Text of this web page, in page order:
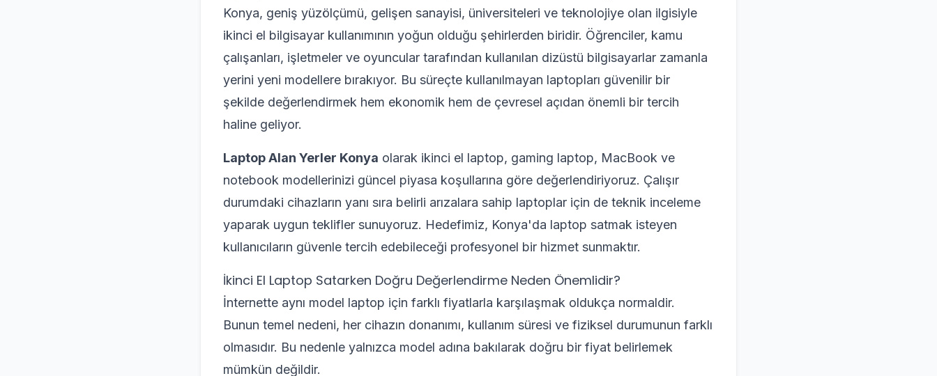
Konya, geniş yüzölçümü, gelişen sanayisi, üniversiteleri ve teknolojiye olan ilgisiyle
ikinci el bilgisayar kullanımının yoğun olduğu şehirlerden biridir. Öğrenciler, kamu
çalışanları, işletmeler ve oyuncular tarafından kullanılan dizüstü bilgisayarlar zamanla
yerini yeni modellere bırakıyor. Bu süreçte kullanılmayan laptopları güvenilir bir
şekilde değerlendirmek hem ekonomik hem de çevresel açıdan önemli bir tercih
haline geliyor.
Laptop Alan Yerler Konya olarak ikinci el laptop, gaming laptop, MacBook ve
notebook modellerinizi güncel piyasa koşullarına göre değerlendiriyoruz. Çalışır
durumdaki cihazların yanı sıra belirli arızalara sahip laptoplar için de teknik inceleme
yaparak uygun teklifler sunuyoruz. Hedefimiz, Konya'da laptop satmak isteyen
kullanıcıların güvenle tercih edebileceği profesyonel bir hizmet sunmaktır.
İkinci El Laptop Satarken Doğru Değerlendirme Neden Önemlidir?
İnternette aynı model laptop için farklı fiyatlarla karşılaşmak oldukça normaldir.
Bunun temel nedeni, her cihazın donanımı, kullanım süresi ve fiziksel durumunun farklı
olmasıdır. Bu nedenle yalnızca model adına bakılarak doğru bir fiyat belirlemek
mümkün değildir.